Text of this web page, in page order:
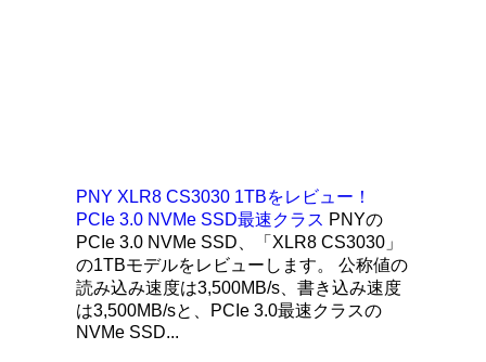
PNY XLR8 CS3030 1TBをレビュー！
PCIe 3.0 NVMe SSD最速クラス PNYの
PCIe 3.0 NVMe SSD、「XLR8 CS3030」
の1TBモデルをレビューします。 公称値の
読み込み速度は3,500MB/s、書き込み速度
は3,500MB/sと、PCIe 3.0最速クラスの
NVMe SSD...